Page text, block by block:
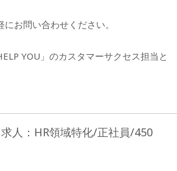
お問い合わせください。
YOU」のカスタマーサクセス担当と
人：HR領域特化/正社員/450